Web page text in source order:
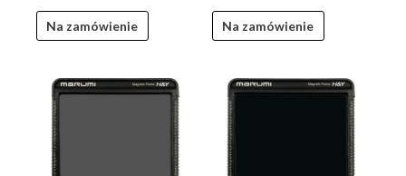
Na zamówienie Na zamówienie